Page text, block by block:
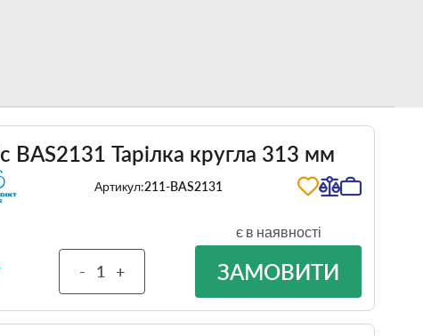
BAS2131 Тарілка кругла 313 мм
Артикул:211-BAS2131
- +
є в наявності
ЗАМОВИТИ